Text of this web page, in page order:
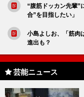
“腹筋ドッカン先輩
合”を目指したい」
小島よしお、「筋肉
進出も？
芸能ニュース